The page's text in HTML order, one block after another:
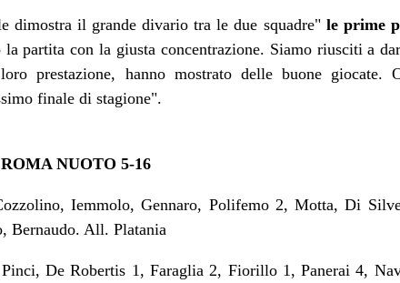
dimostra il grande divario tra le due squadre" le prime
la partita con la giusta concentrazione. Siamo riusciti a
prestazione, hanno mostrato delle buone
finale di stagione".
NUOTO 5-16
Iemmolo, Gennaro, Polifemo 2, Motta, Di
Bernaudo. All. Platania
De Robertis 1, Faraglia 2, Fiorillo 1, Panerai 4,